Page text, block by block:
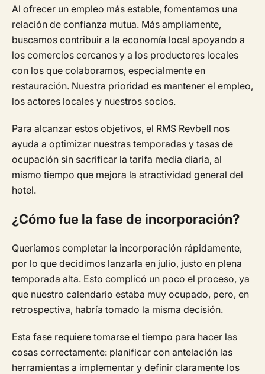
Al ofrecer un empleo más estable, fomentamos una
relación de confianza mutua. Más ampliamente,
buscamos contribuir a la economía local apoyando a
los comercios cercanos y a los productores locales
con los que colaboramos, especialmente en
restauración. Nuestra prioridad es mantener el empleo,
los actores locales y nuestros socios.
Para alcanzar estos objetivos, el RMS Revbell nos
ayuda a optimizar nuestras temporadas y tasas de
ocupación sin sacrificar la tarifa media diaria, al
mismo tiempo que mejora la atractividad general del
hotel.
¿Cómo fue la fase de incorporación?
Queríamos completar la incorporación rápidamente,
por lo que decidimos lanzarla en julio, justo en plena
temporada alta. Esto complicó un poco el proceso, ya
que nuestro calendario estaba muy ocupado, pero, en
retrospectiva, habría tomado la misma decisión.
Esta fase requiere tomarse el tiempo para hacer las
cosas correctamente: planificar con antelación las
herramientas a implementar y definir claramente los